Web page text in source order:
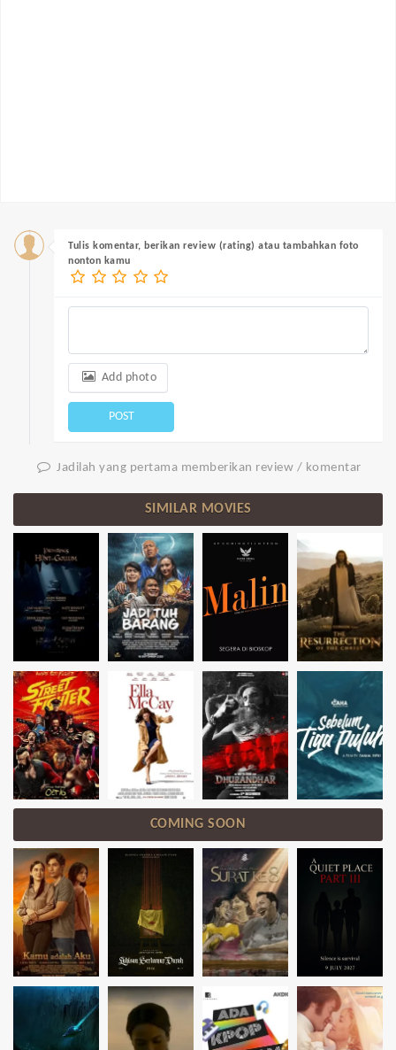
Tulis komentar, berikan review (rating) atau tambahkan foto
nonton kamu
Add photo
POST
Jadilah yang pertama memberikan review / komentar
SIMILAR MOVIES
COMING SOON